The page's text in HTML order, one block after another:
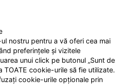
nostru pentru a vă oferi cea mai
preferințele și vizitele
unui click pe butonul „Sunt de
TOATE cookie-urile să fie utilizate.
cookie-urile opționale prin